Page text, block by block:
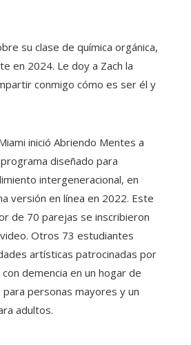
su clase de química orgánica,
en 2024. Le doy a Zach la
conmigo cómo es ser él y
inició Abriendo Mentes a
diseñado para
intergeneracional, en
versión en línea en 2022. Este
de 70 parejas se inscribieron
Otros 73 estudiantes
artísticas patrocinadas por
demencia en un hogar de
para personas mayores y un
adultos.